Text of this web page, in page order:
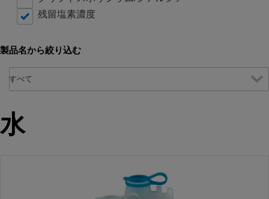
残留塩素濃度
製品名から絞り込む
水